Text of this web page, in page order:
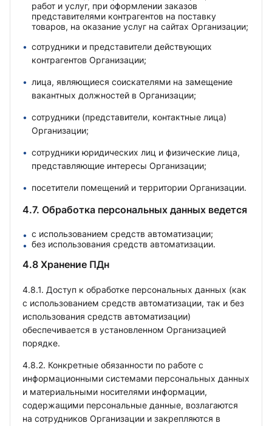
работ и услуг, при оформлении заказов
представителями контрагентов на поставку
товаров, на оказание услуг на сайтах Организации;
сотрудники и представители действующих
контрагентов Организации;
лица, являющиеся соискателями на замещение
вакантных должностей в Организации;
сотрудники (представители, контактные лица)
Организации;
сотрудники юридических лиц и физические лица,
представляющие интересы Организации;
посетители помещений и территории Организации.
4.7. Обработка персональных данных ведется
с использованием средств автоматизации;
без использования средств автоматизации.
4.8 Хранение ПДн
4.8.1. Доступ к обработке персональных данных (как
с использованием средств автоматизации, так и без
использования средств автоматизации)
обеспечивается в установленном Организацией
порядке.
4.8.2. Конкретные обязанности по работе с
информационными системами персональных данных
и материальными носителями информации,
содержащими персональные данные, возлагаются
на сотрудников Организации и закрепляются в